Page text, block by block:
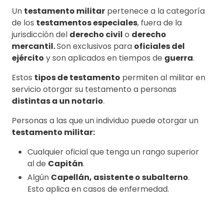
Un testamento militar pertenece a la categoría
de los testamentos especiales, fuera de la
jurisdicción del derecho civil o derecho
mercantil.Son exclusivos para oficiales del
ejército y son aplicados en tiempos de guerra.
Estos tipos de testamento permiten al militar en
servicio otorgar su testamento a personas
distintas a un notario.
Personas a las que un individuo puede otorgar un
testamento militar:
Cualquier oficial que tenga un rango superior
al de Capitán.
Algún Capellán, asistente o subalterno.
Esto aplica en casos de enfermedad.